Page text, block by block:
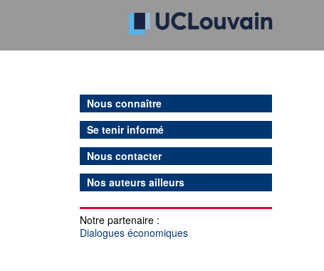
Nous connaître
Se tenir informé
Nous contacter
Nos auteurs ailleurs
Notre partenaire :
Dialogues économiques